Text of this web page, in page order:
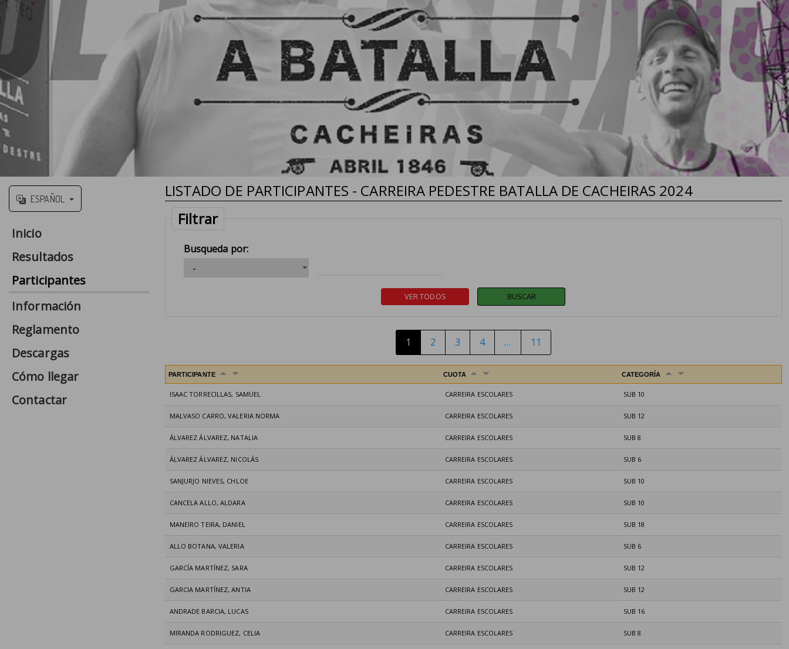
ESPAÑOL
Inicio
Resultados
Participantes
Información
Reglamento
Descargas
Cómo llegar
Contactar
LISTADO DE PARTICIPANTES - CARREIRA PEDESTRE BATALLA DE CACHEIRAS 2024
Filtrar
Busqueda por:
1 2 3 4 … 11
PARTICIPANTE CUOTA CATEGORÍA
ISAAC TORRECILLAS, SAMUEL CARREIRA ESCOLARES SUB 10
MALVASO CARRO, VALERIA NORMA CARREIRA ESCOLARES SUB 12
ÁLVAREZ ÁLVAREZ, NATALIA CARREIRA ESCOLARES SUB 8
ÁLVAREZ ÁLVAREZ, NICOLÁS CARREIRA ESCOLARES SUB 6
SANJURJO NIEVES, CHLOE CARREIRA ESCOLARES SUB 10
CANCELA ALLO, ALDARA CARREIRA ESCOLARES SUB 10
MANEIRO TEIRA, DANIEL CARREIRA ESCOLARES SUB 18
ALLO BOTANA, VALERIA CARREIRA ESCOLARES SUB 6
GARCÍA MARTÍNEZ, SARA CARREIRA ESCOLARES SUB 12
GARCIA MARTÍNEZ, ANTIA CARREIRA ESCOLARES SUB 12
ANDRADE BARCIA, LUCAS CARREIRA ESCOLARES SUB 16
MIRANDA RODRIGUEZ, CELIA CARREIRA ESCOLARES SUB 8